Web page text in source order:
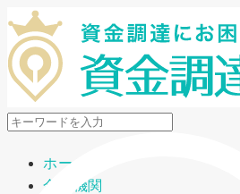
メニューを開閉
ホーム
金融機関